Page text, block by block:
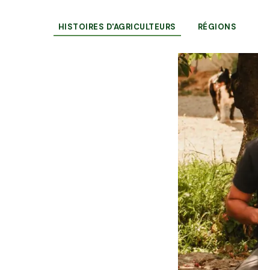
HISTOIRES D'AGRICULTEURS RÉGIONS